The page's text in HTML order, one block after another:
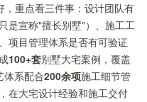
重点看三件事：设计团队有
是宣称"擅长别墅"）、施工工
项目管理体系是否有可验证
100+套别墅大宅案例，覆盖
体系配合200余项施工细节管
，在大宅设计经验和施工交付